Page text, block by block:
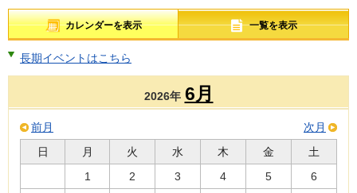
カレンダーを表示 一覧を表示
長期イベントはこちら
2026年 6月
前月
次月
日
月 火 水 木 金
土
1
2 3 4 5
6